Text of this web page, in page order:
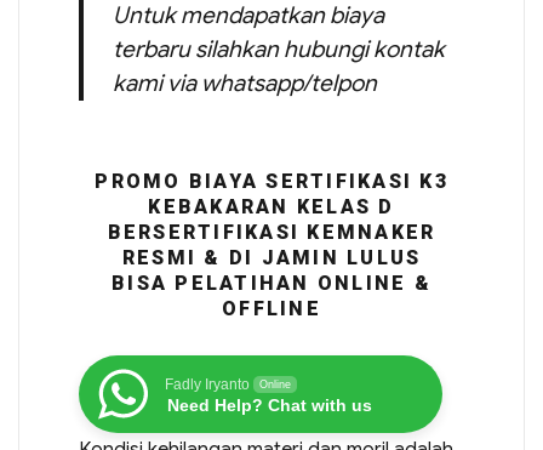
Untuk mendapatkan biaya
terbaru silahkan hubungi kontak
kami via whatsapp/telpon
PROMO BIAYA SERTIFIKASI K3
KEBAKARAN KELAS D
BERSERTIFIKASI KEMNAKER
RESMI & DI JAMIN LULUS
BISA PELATIHAN ONLINE &
OFFLINE
Fadly Iryanto Online
Need Help? Chat with us